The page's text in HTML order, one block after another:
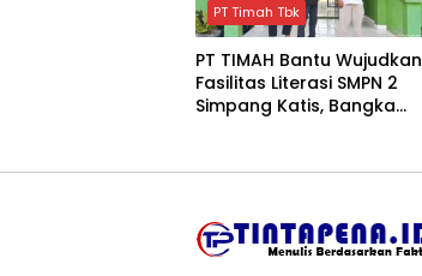
PT Timah Tbk
PT TIMAH Bantu Wujudkan
Fasilitas Literasi SMPN 2
Simpang Katis, Bangka